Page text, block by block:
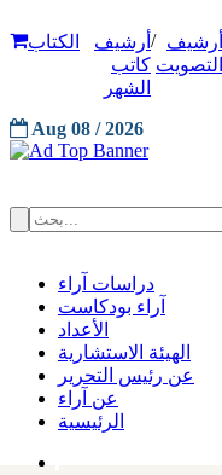
أرشيف
التصويت
/ أرشيف
كاتب
الشهر
الكتاب
Aug 08 / 2026
دراسات آراء
آراء بودكاست
الأعداد
الهيئة الاستشارية
عن رئيس التحرير
عن آراء
الرئيسية